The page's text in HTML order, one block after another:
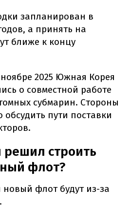
запланирован в
а принять на
ближе к концу
2025 Южная Корея
о совместной работе
субмарин. Стороны
пути поставки
решил строить
флот?
флот будут из-за